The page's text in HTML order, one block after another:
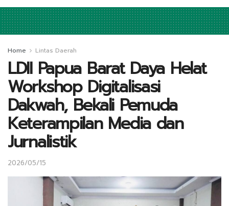
Home Lintas Daerah
LDII Papua Barat Daya Helat
Workshop Digitalisasi
Dakwah, Bekali Pemuda
Keterampilan Media dan
Jurnalistik
2026/05/15